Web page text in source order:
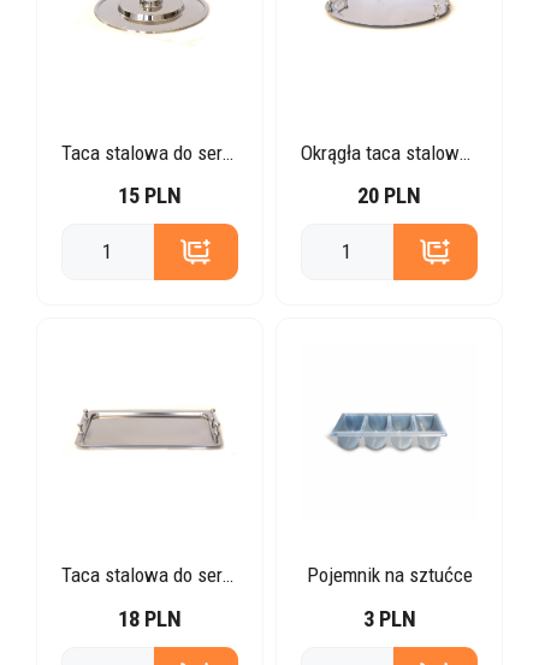
Taca stalowa do serwowania
15 PLN
Okrągła taca stalowa do serwowania z rączkami
20 PLN
Taca stalowa do serwowania z rączkami
18 PLN
Pojemnik na sztućce
3 PLN